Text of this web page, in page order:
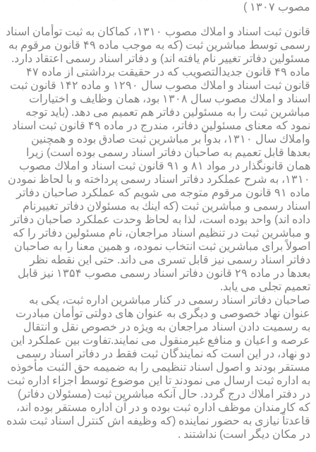
مصوب ۱۳۰۷ )
قانون ثبت اسناد و املاك مصوب ۱۳۱۰، كماكان به ثبت توأمان اسناد
رسمی توسط مباشرین ثبت (كه به موجب ماده ۴۹ قانون مرقوم به
مسئولین دفاتر تغییر نام یافته اند) و دفاتر اسناد رسمی اعتقاد دارد.
ماده ۴۹ قانون جدیدالتصویب كه در حقیقت برداشتی از ماده ۴۷
قانون ثبت اسناد و املاك مصوب سال ۱۲۹۰ و ماده ۱۴۲ قانون ثبت
اسناد و املاك مصوب سال ۱۳۰۸ بود، همان وظایف و اختیارات
مباشرین ثبت را به مسئولین دفاتر هم تعمیم می دهد. (باید توجه
نمود كه معنای مسئولین دفاتر، مندرج در ماده ۴۹ قانون ثبت اسناد
واملاك سال ۱۳۱۰، بدواً بر مباشرین ثبت صادق بوده و همچنین
بعدها قابل تعمیم به صاحبان دفاتر اسناد رسمی بوده است) زیرا
همان قانونگذار در مواد ۸۱ و ۹۱ قانون ثبت اسناد و املاك مصوب
۱۳۱۰، به شرح عملكرد دفاتر اسناد رسمی پرداخته و با لحاظ نمودن
ماده ۹۱ قانون مرقوم متوجه می شویم كه عملكرد صاحبان دفاتر
اسناد رسمی و مباشرین ثبت (كه اینك به مسئولان دفاتر تغییرنام
داده اند) واحد بوده است، لذا به لحاظ وحدت عملكرد صاحبان دفاتر
و مباشرین ثبت در تنظیم اسناد مراجعان، نام مسئولین دفاتر را كه
اصولاً برای مباشرین ثبت انتخاب نموده، و همین معنا را به صاحبان
دفاتر اسناد رسمی نیز قابل تسری می داند. حتی این نقطه نظر
بعدها در ماده ۲۹ قانون دفاتر اسناد رسمی مصوب ۱۳۵۴ نیز قابل
تعمیم تجلی می یابد.
صاحبان دفاتر اسناد رسمی در كنار مباشرین اداره ثبت، یكی به
عنوان نهاد خصوصی و دیگری به عنوان های دولتی توأمان مبادرت
به رسمیت دادن اسناد مراجعان به ویژه در خصوص نقل و انتقال
عرصه و اعیان و منافع غیرمنقول می نمایند.تفاوت بین عملكرد این
دو نهاد، در این است كه نمایندگان ثبت فقط در دفاتر اسناد رسمی
مستقر بودند و اصول اسناد تنظیمی را به ضمیمه حق الثبت مأخوذه
به اداره ثبت ارسال می نمودند تا این موضوع توسط اجزاء اداره ثبت
در دفتر املاك درج گردد. حال آنكه مباشرین ثبت (مسئولان دفاتر)
كه كارمندان موظف اداره ثبت بوده و در آن اداره مستقر بوده اند،
قاعدتاً نیازی به حضور نماینده (كه وظیفه اش كنترل اسناد ثبت شده
در مكان دیگر است) نداشتند .